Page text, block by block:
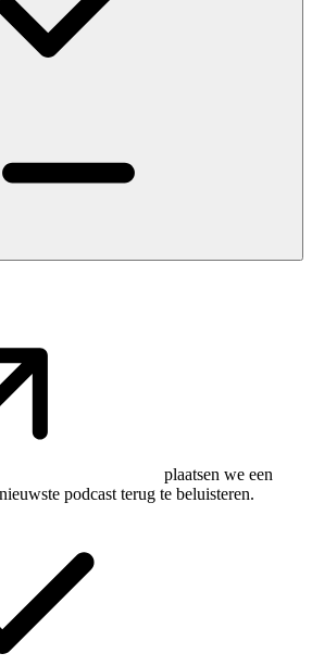
plaatsen we een
podcast terug te beluisteren.